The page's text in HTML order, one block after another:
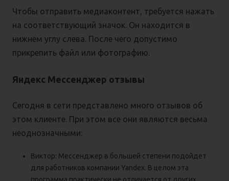
Чтобы отправить медиаконтент, требуется нажать
на соответствующий значок. Он находится в
нижнем углу слева. После чего допустимо
прикрепить файл или фотографию.
Яндекс Мессенджер отзывы
Сегодня в сети представлено много отзывов об
этом клиенте. При этом все они являются весьма
неоднозначными:
Виктор: Мессенджер в большей степени подойдет
для работников компании Yandex. В целом эта